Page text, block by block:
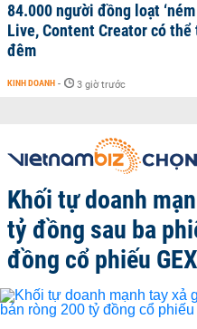
84.000 người đồng loạt
Live, Content Creator có
đêm
KINH DOANH - 3 giờ trước
Khối tự doanh
tỷ đồng sau ba
đồng cổ phiếu